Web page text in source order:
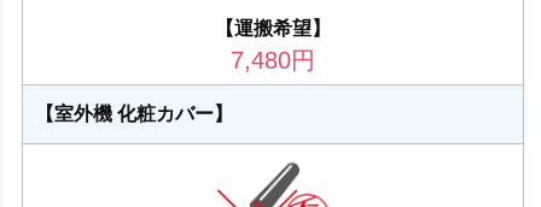
【運搬希望】
7,480円
【室外機 化粧カバー】